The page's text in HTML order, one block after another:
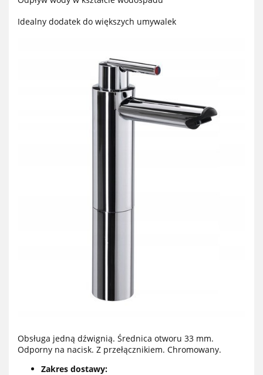
Idealny dodatek do większych umywalek
Obsługa jedną dźwignią. Średnica otworu 33 mm.
Odporny na nacisk. Z przełącznikiem. Chromowany.
Zakres dostawy: